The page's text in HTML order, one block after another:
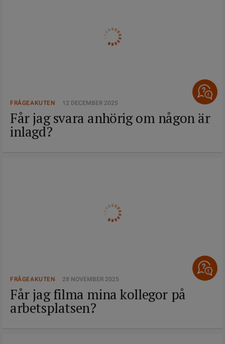
FRÅGEAKUTEN 12 DECEMBER 2025
Får jag svara anhörig om någon är
inlagd?
FRÅGEAKUTEN 28 NOVEMBER 2025
Får jag filma mina kollegor på
arbetsplatsen?